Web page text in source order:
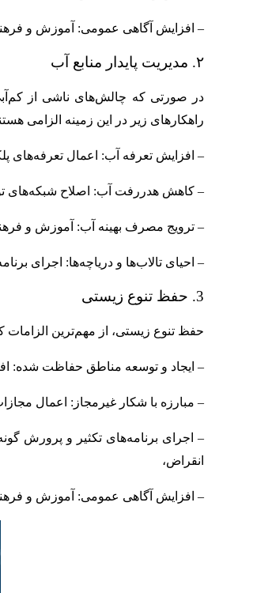
– افزایش آگاهی عمومی: آموزش و
۲. مدیریت پایدار منابع آب
در صورتی که چالش‌های ناشی از
راهکارهای زیر در این زمینه الزامی
– افزایش تعرفه آب: اعمال تعرفه‌های
– کاهش هدررفت آب: اصلاح شبکه‌های
– ترویج مصرف بهینه آب: آموزش و
– احیای تالاب‌ها و دریاچه‌ها: اجرای
3. حفظ تنوع زیستی
حفظ تنوع زیستی، از مهم‌ترین
– ایجاد و توسعه مناطق حفاظت شده:
– مبارزه با شکار غیرمجاز: اعمال
– اجرای برنامه‌های تکثیر و پرورش
انقراض،
– افزایش آگاهی عمومی: آموزش و